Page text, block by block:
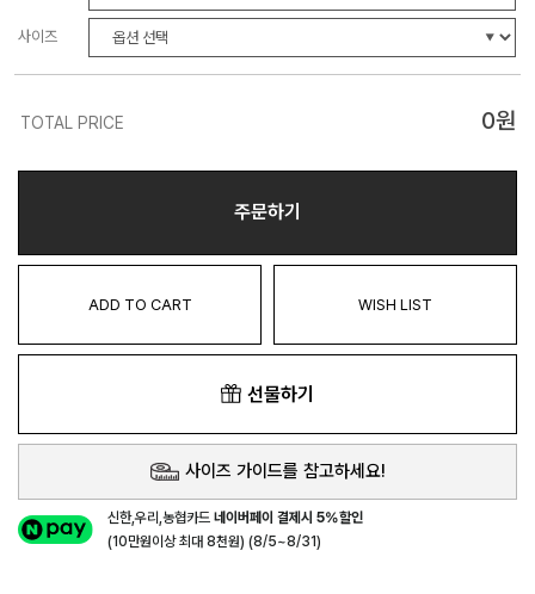
사이즈
TOTAL PRICE 0원
주문하기
ADD TO CART WISH LIST
선물하기
사이즈 가이드를 참고하세요!
신한,우리,농협카드네이버페이 결제시 5%할인
(10만원이상 최대 8천원) (8/5~8/31)